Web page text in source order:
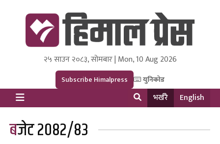
Himal Press
Dot NewsyNepal Media and Research Pvt Ltd.
२५ साउन २०८३, सोमबार | Mon, 10 Aug 2026
Subscribe Himalpress युनिकोड
भर्खरै English
बजेट २०८२/८३